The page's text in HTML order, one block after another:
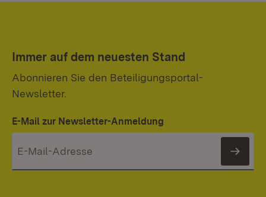
Immer auf dem neuesten Stand
Abonnieren Sie den Beteiligungsportal-
Newsletter.
E-Mail zur Newsletter-Anmeldung